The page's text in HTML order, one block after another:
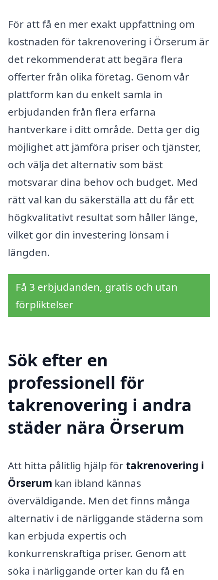
För att få en mer exakt uppfattning om
kostnaden för takrenovering i Örserum är
det rekommenderat att begära flera
offerter från olika företag. Genom vår
plattform kan du enkelt samla in
erbjudanden från flera erfarna
hantverkare i ditt område. Detta ger dig
möjlighet att jämföra priser och tjänster,
och välja det alternativ som bäst
motsvarar dina behov och budget. Med
rätt val kan du säkerställa att du får ett
högkvalitativt resultat som håller länge,
vilket gör din investering lönsam i
längden.
Få 3 erbjudanden, gratis och utan
förpliktelser
Sök efter en
professionell för
takrenovering i andra
städer nära Örserum
Att hitta pålitlig hjälp förtakrenovering i
Örserum kan ibland kännas
överväldigande. Men det finns många
alternativ i de närliggande städerna som
kan erbjuda expertis och
konkurrenskraftiga priser. Genom att
söka i närliggande orter kan du få en